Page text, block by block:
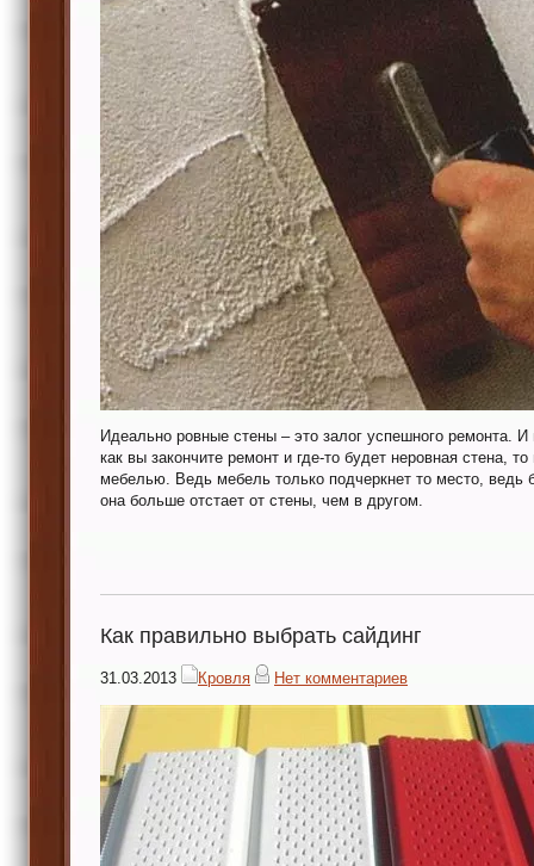
Идеально ровные стены – это залог успешного ремонта.
как вы закончите ремонт и где-то будет неровная стена,
мебелью. Ведь мебель только подчеркнет то место, ведь
она больше отстает от стены, чем в другом.
Как правильно выбрать сайдинг
31.03.2013 Кровля Нет комментариев